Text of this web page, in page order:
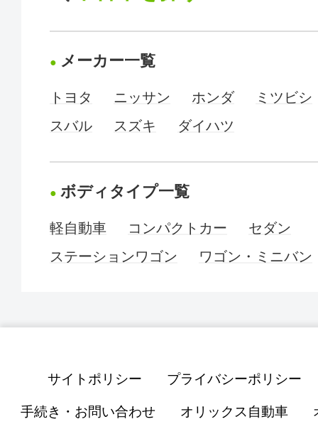
メーカー一覧
トヨタ ニッサン ホンダ
ミツビシ
スバル
スズキ ダイハツ
ボディタイプ一覧
軽自動車 コンパクトカー
セダン
ステーションワゴン
ワゴン・ミニバン
サイトポリシー プライバシーポリシー
手続き・お問い合わせ オリックス自動車